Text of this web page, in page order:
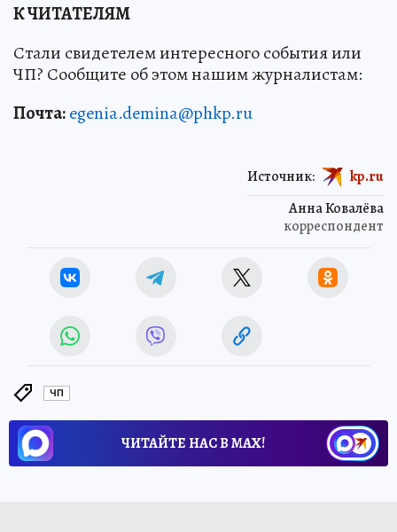
К ЧИТАТЕЛЯМ
Стали свидетелем интересного события или
ЧП? Сообщите об этом нашим журналистам:
Почта:egenia.demina@phkp.ru
Анна Ковалёва
корреспондент
Источник: kp.ru
ЧП
ЧИТАЙТЕ НАС В МАХ!